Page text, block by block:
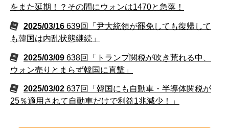
をまた延期！？その間にウォンは1470と急落！
2025/03/16 639回「尹大統領が罷免しても復帰して
も韓国は内乱状態継続」
2025/03/09 638回「トランプ関税が吹き荒れる中、
ウォン売りとまらず韓国に直撃」
2025/03/02 637回「韓国にも自動車・半導体関税が
25％適用されて自動車だけで利益1兆減少！」